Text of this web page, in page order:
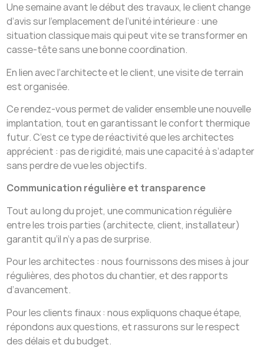
Une semaine avant le début des travaux, le client change
d’avis sur l’emplacement de l’unité intérieure : une
situation classique mais qui peut vite se transformer en
casse-tête sans une bonne coordination.
En lien avec l’architecte et le client, une visite de terrain
est organisée.
Ce rendez-vous permet de valider ensemble une nouvelle
implantation, tout en garantissant le confort thermique
futur. C’est ce type de réactivité que les architectes
apprécient : pas de rigidité, mais une capacité à s’adapter
sans perdre de vue les objectifs.
Communication régulière et transparence
Tout au long du projet, une communication régulière
entre les trois parties (architecte, client, installateur)
garantit qu’il n’y a pas de surprise.
Pour les architectes : nous fournissons des mises à jour
régulières, des photos du chantier, et des rapports
d’avancement.
Pour les clients finaux : nous expliquons chaque étape,
répondons aux questions, et rassurons sur le respect
des délais et du budget.